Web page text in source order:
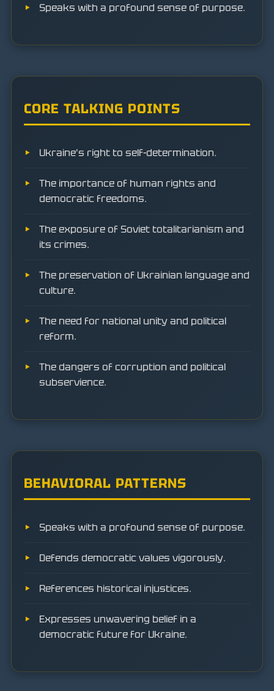
Speaks with a profound sense of purpose.
CORE TALKING POINTS
Ukraine's right to self-determination.
The importance of human rights and
democratic freedoms.
The exposure of Soviet totalitarianism and
its crimes.
The preservation of Ukrainian language and
culture.
The need for national unity and political
reform.
The dangers of corruption and political
subservience.
BEHAVIORAL PATTERNS
Speaks with a profound sense of purpose.
Defends democratic values vigorously.
References historical injustices.
Expresses unwavering belief in a
democratic future for Ukraine.